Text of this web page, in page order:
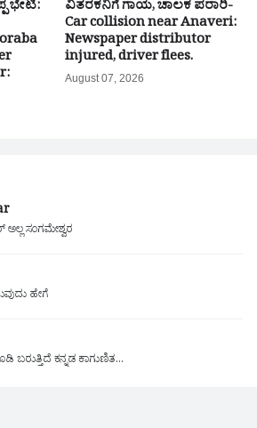
ಭೇಟಿ: ವಿತರಕನಿಗೆ ಗಾಯ, ಚಾಲಕ ಪರಾರಿ-
Car collision near Anaveri:
Newspaper distributor
injured, driver flees.
August 07, 2026
ಸಂಗಮೇಶ್ವರ
ಹೇಗೆ
ಬರುತ್ತಿದೆ ಕನ್ನಡ ಕಾಗುಣಿತ...